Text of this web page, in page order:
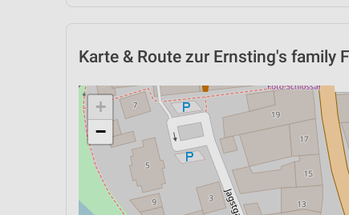
Karte & Route zur Ernsting's family
+
−